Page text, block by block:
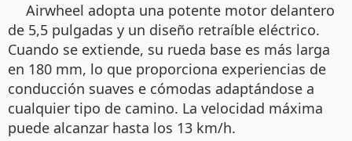
Airwheel adopta una potente motor delantero
de 5,5 pulgadas y un diseño retraíble eléctrico.
Cuando se extiende, su rueda base es más larga
en 180 mm, lo que proporciona experiencias de
conducción suaves e cómodas adaptándose a
cualquier tipo de camino. La velocidad máxima
puede alcanzar hasta los 13 km/h.